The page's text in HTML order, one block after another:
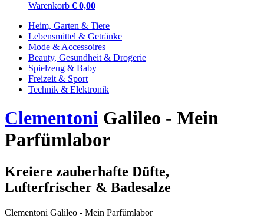
Warenkorb € 0,00
Heim, Garten & Tiere
Lebensmittel & Getränke
Mode & Accessoires
Beauty, Gesundheit & Drogerie
Spielzeug & Baby
Freizeit & Sport
Technik & Elektronik
Clementoni Galileo - Mein
Parfümlabor
Kreiere zauberhafte Düfte,
Lufterfrischer & Badesalze
Clementoni Galileo - Mein Parfümlabor